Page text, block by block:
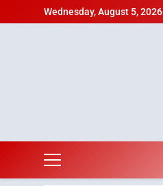
to
Wednesday, August 5, 2026